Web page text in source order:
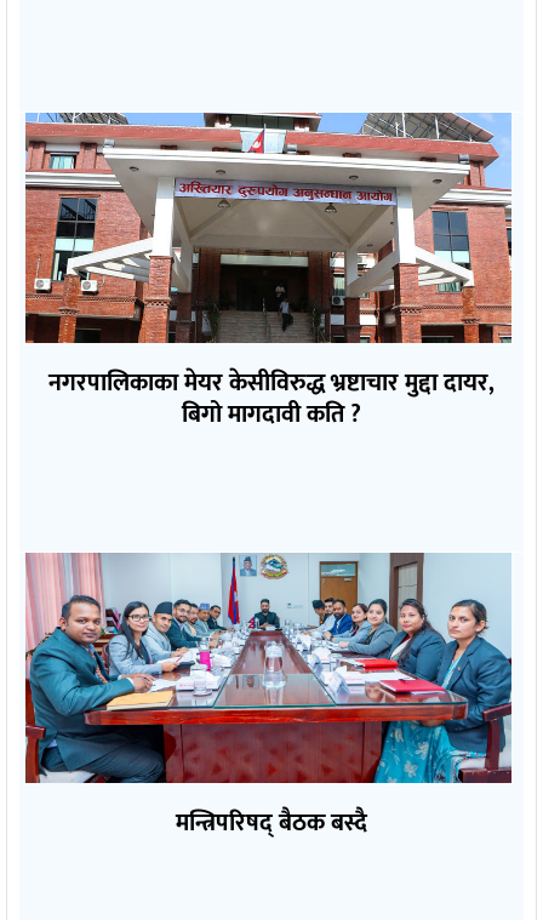
नगरपालिकाका मेयर केसीविरुद्ध भ्रष्टाचार मुद्दा दायर,
बिगो मागदावी कति ?
मन्त्रिपरिषद् बैठक बस्दै